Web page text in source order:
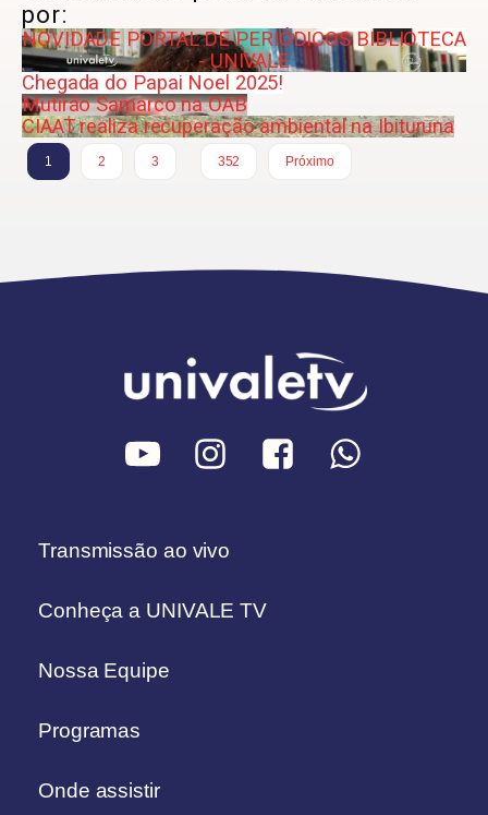
por:
NOVIDADE PORTAL DE PERIÓDICOS BIBLIOTECA
- UNIVALE
Chegada do Papai Noel 2025!
Mutirão Samarco na OAB
CIAAT realiza recuperação ambiental na Ibituruna
1 2 3
352
Próximo
Transmissão ao vivo
Conheça a UNIVALE TV
Nossa Equipe
Programas
Onde assistir